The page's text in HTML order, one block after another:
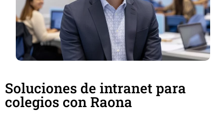
Soluciones de intranet para
colegios con Raona